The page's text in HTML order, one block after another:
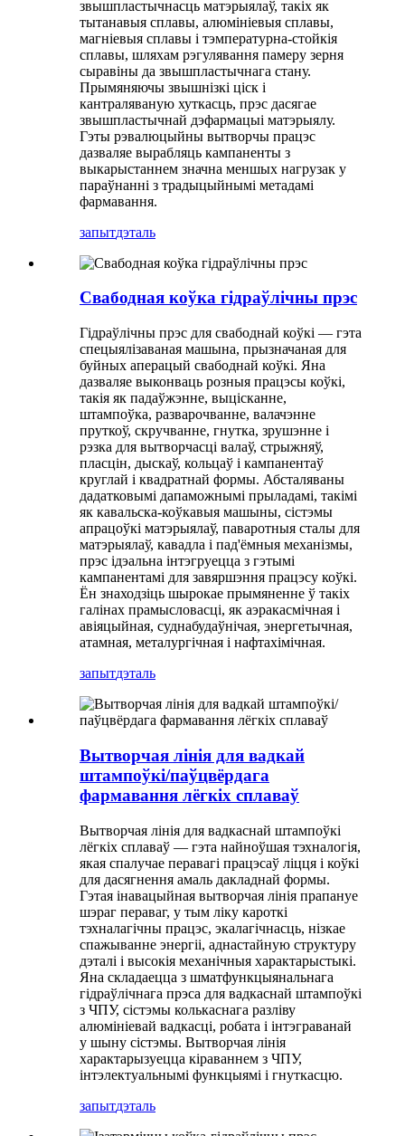
звышпластычнасць матэрыялаў, такіх як
тытанавыя сплавы, алюмініевыя сплавы,
магніевыя сплавы і тэмпературна-стойкія
сплавы, шляхам рэгулявання памеру зерня
сыравіны да звышпластычнага стану.
Прымяняючы звышнізкі ціск і
кантраляваную хуткасць, прэс дасягае
звышпластычнай дэфармацыі матэрыялу.
Гэты рэвалюцыйны вытворчы працэс
дазваляе вырабляць кампаненты з
выкарыстаннем значна меншых нагрузак у
параўнанні з традыцыйнымі метадамі
фармавання.
запытдэталь
Свабодная коўка гідраўлічны прэс
Гідраўлічны прэс для свабоднай коўкі — гэта
спецыялізаваная машына, прызначаная для
буйных аперацый свабоднай коўкі. Яна
дазваляе выконваць розныя працэсы коўкі,
такія як падаўжэнне, выцісканне,
штампоўка, разварочванне, валачэнне
пруткоў, скручванне, гнутка, зрушэнне і
рэзка для вытворчасці валаў, стрыжняў,
пласцін, дыскаў, кольцаў і кампанентаў
круглай і квадратнай формы. Абсталяваны
дадатковымі дапаможнымі прыладамі, такімі
як кавальска-коўкавыя машыны, сістэмы
апрацоўкі матэрыялаў, паваротныя сталы для
матэрыялаў, кавадла і пад'ёмныя механізмы,
прэс ідэальна інтэгруецца з гэтымі
кампанентамі для завяршэння працэсу коўкі.
Ён знаходзіць шырокае прымяненне ў такіх
галінах прамысловасці, як аэракасмічная і
авіяцыйная, суднабудаўнічая, энергетычная,
атамная, металургічная і нафтахімічная.
запытдэталь
Вытворчая лінія для вадкай
штампоўкі/паўцвёрдага
фармавання лёгкіх сплаваў
Вытворчая лінія для вадкаснай штампоўкі
лёгкіх сплаваў — гэта найноўшая тэхналогія,
якая спалучае перавагі працэсаў ліцця і коўкі
для дасягнення амаль дакладнай формы.
Гэтая інавацыйная вытворчая лінія прапануе
шэраг пераваг, у тым ліку кароткі
тэхналагічны працэс, экалагічнасць, нізкае
спажыванне энергіі, аднастайную структуру
дэталі і высокія механічныя характарыстыкі.
Яна складаецца з шматфункцыянальнага
гідраўлічнага прэса для вадкаснай штампоўкі
з ЧПУ, сістэмы колькаснага разліву
алюмініевай вадкасці, робата і інтэграванай
у шыну сістэмы. Вытворчая лінія
характарызуецца кіраваннем з ЧПУ,
інтэлектуальнымі функцыямі і гнуткасцю.
запытдэталь